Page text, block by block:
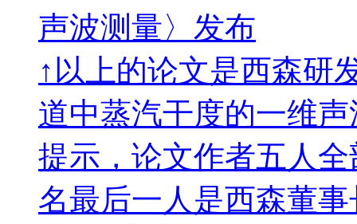
声波测量〉发布
↑以上的论文是西森研
道中蒸汽干度的一维
提示，论文作者五人
名最后一人是西森董